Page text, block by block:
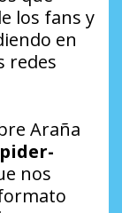
los fans y
en
redes
Araña
nos